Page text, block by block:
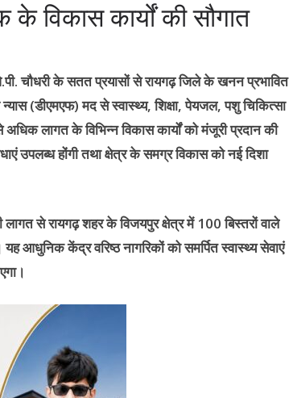
विकास कार्यों की सौगात
चौधरी के सतत प्रयासों से रायगढ़ जिले के खनन प्रभावित
न्यास (डीएमएफ) मद से स्वास्थ्य, शिक्षा, पेयजल, पशु चिकित्सा
लागत के विभिन्न विकास कार्यों को मंजूरी प्रदान की
उपलब्ध होंगी तथा क्षेत्र के समग्र विकास को नई दिशा
से रायगढ़ शहर के विजयपुर क्षेत्र में 100 बिस्तरों वाले
आधुनिक केंद्र वरिष्ठ नागरिकों को समर्पित स्वास्थ्य सेवाएं